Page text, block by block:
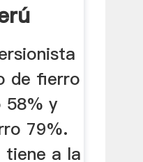
de fierro
58% y
79%.
tiene a la